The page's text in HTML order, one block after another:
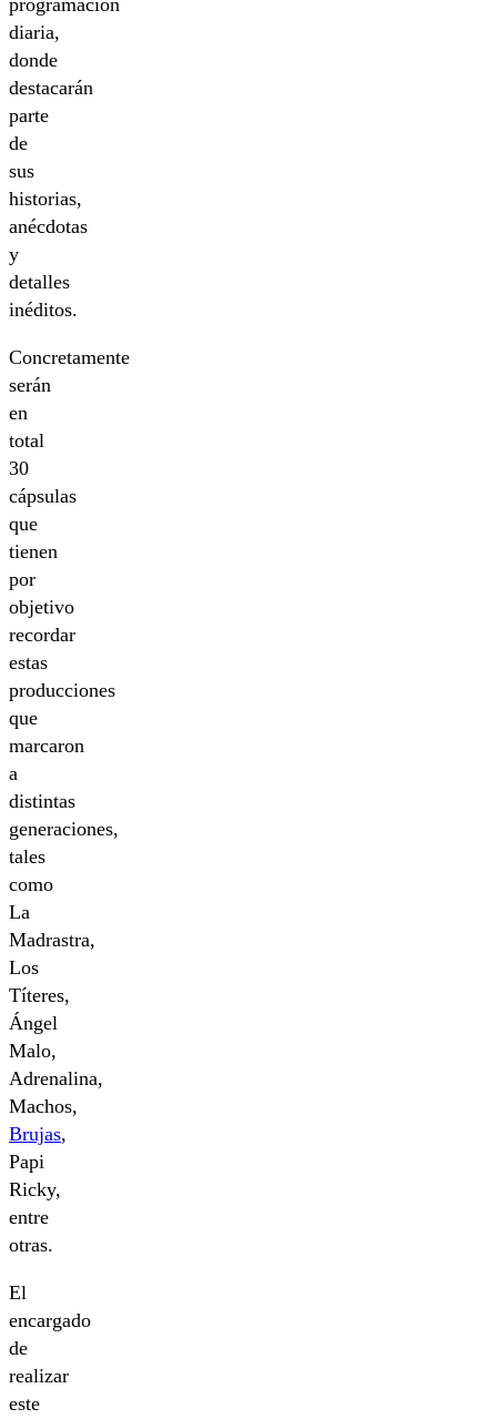
programación
diaria,
donde
destacarán
parte
de
sus
historias,
anécdotas
y
detalles
inéditos.
Concretamente
serán
en
total
30
cápsulas
que
tienen
por
objetivo
recordar
estas
producciones
que
marcaron
a
distintas
generaciones,
tales
como
La
Madrastra,
Los
Títeres,
Ángel
Malo,
Adrenalina,
Machos,
Brujas,
Papi
Ricky,
entre
otras.
El
encargado
de
realizar
este